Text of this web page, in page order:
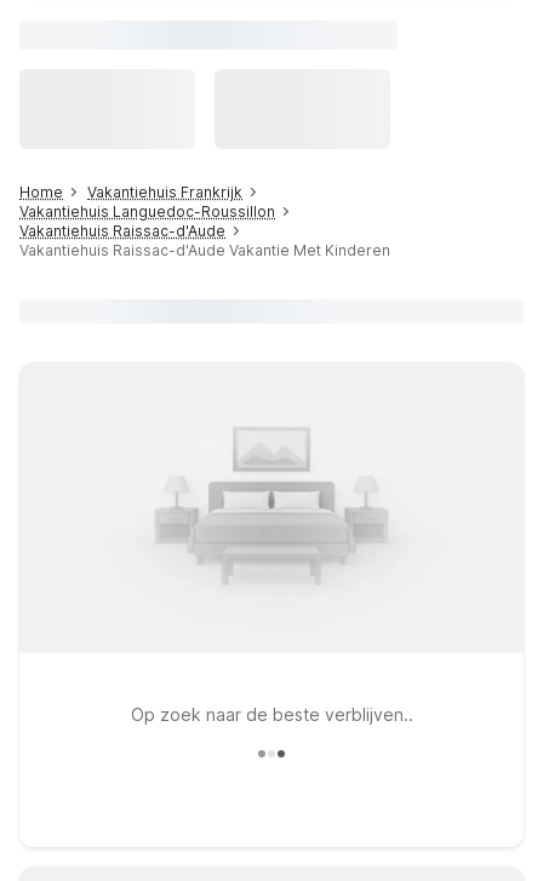
Home
Vakantiehuis Frankrijk
Vakantiehuis Languedoc-Roussillon
Vakantiehuis Raissac-d'Aude
Vakantiehuis Raissac-d'Aude Vakantie Met Kinderen
Op zoek naar de beste verblijven..